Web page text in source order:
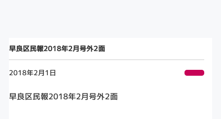
早良区民報2018年2月号外２面
2018年2月1日
早良区民報2018年2月号外２面